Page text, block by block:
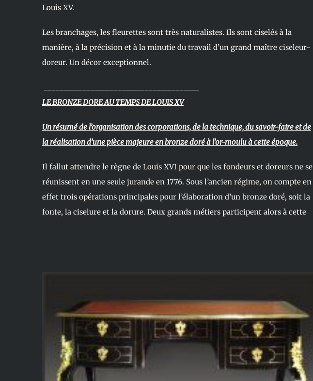
Louis XV.
Les branchages, les fleurettes sont très naturalistes. Ils sont ciselés à la
manière, à la précision et à la minutie du travail d’un grand maître ciseleur-
doreur. Un décor exceptionnel.
LE BRONZE DORE AU TEMPS DE LOUIS XV
Un résumé de l’organisation des corporations, de la technique, du savoir-faire et de
la réalisation d’une pièce majeure en bronze doré à l’or-moulu à cette époque.
Il fallut attendre le règne de Louis XVI pour que les fondeurs et doreurs ne se
réunissent en une seule jurande en 1776. Sous l’ancien régime, on compte en
effet trois opérations principales pour l’élaboration d’un bronze doré, soit la
fonte, la ciselure et la dorure. Deux grands métiers participent alors à cette